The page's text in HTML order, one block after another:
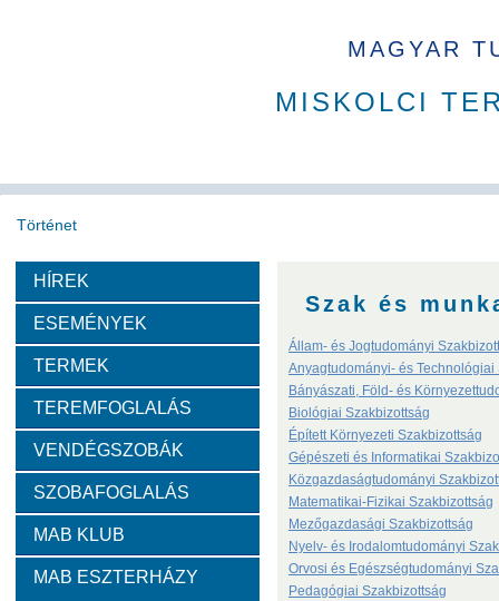
MAGYAR
MISKOLCI
Történet
Köszöntő
Díjazottak
Tudós arcképek
Csókás János Geleji Sándor Sályi István
Zambó János Takács Ernő
HÍREK
ESEMÉNYEK
TERMEK
TEREMFOGLALÁS
VENDÉGSZOBÁK
SZOBAFOGLALÁS
MAB KLUB
MAB ESZTERHÁZY
Szak és
Állam- és Jogtudományi
Anyagtudományi- és Technológiai
Bányászati, Föld- és
Biológiai Szakbizottság
Épített Környezeti Szakbizottság
Gépészeti és Informatikai
Közgazdaságtudományi
Matematikai-Fizikai Szakbizottság
Mezőgazdasági Szakbizottság
Nyelv- és Irodalomtudományi
Orvosi és Egészségtudományi
Pedagógiai Szakbizottság